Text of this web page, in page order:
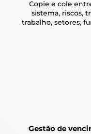
Copie e cole
sistema, riscos,
trabalho, setores,
Gestão de